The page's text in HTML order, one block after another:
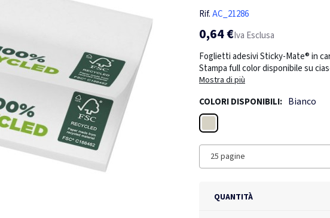
Rif.AC_21286
0,64 €Iva Esclusa
Foglietti adesivi Sticky-Mate® in
Stampa full color disponibile su
Mostra di più
COLORI DISPONIBILI: Bianco
25 pagine
QUANTITÀ